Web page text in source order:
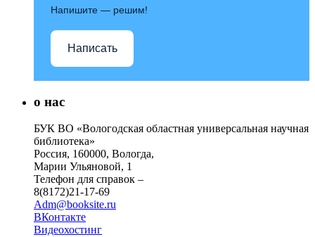
Напишите — решим!
Написать
о нас
БУК ВО «Вологодская областная универсальная научная
библиотека»
Россия, 160000, Вологда,
Марии Ульяновой, 1
Телефон для справок –
8(8172)21-17-69
Adm@booksite.ru
ВКонтакте
Видеохостинг